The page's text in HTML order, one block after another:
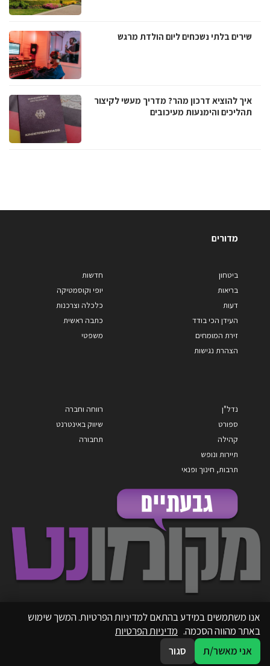
שירים בלתי נשכחים ליום הולדת מרגש
איך להוציא דרכון מהר? מדריך מעשי לקיצור
תהליכים והימנעות מעיכובים
מדורים
ביטחון
בריאות
דעות
העידן הכי בודד
זירת המומחים
הצהרת נגישות
חדשות
יופי וקוסמטיקה
כלכלה וצרכנות
כתבה ראשית
משפטי
נדל"ן
ספורט
קהילה
תיירות ונופש
תרבות, חינוך ופנאי
רווחה וחברה
שיווק באינטרנט
תחבורה
אנו משתמשים במידע בהתאם למדיניות הפרטיות. המשך שימוש
באתר מהווה הסכמה. מדיניות הפרטיות
אני מאשר/ת
סגור